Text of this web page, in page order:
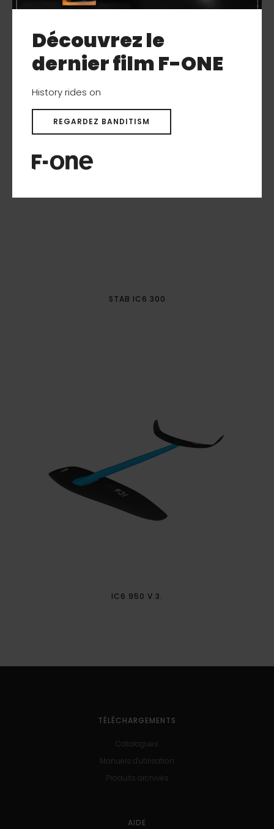
STAB IC6 300
IC6 950 V.3.
TÉLÉCHARGEMENTS
Catalogues
Manuels d'utilisation
Produits archivés
AIDE
Découvrez le
dernier film F-ONE
History rides on
REGARDEZ BANDITISM